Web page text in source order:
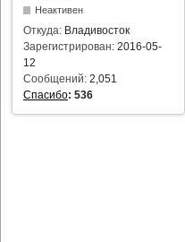
Неактивен
Откуда: Владивосток
Зарегистрирован: 2016-05-
12
Сообщений: 2,051
Спасибо: 536